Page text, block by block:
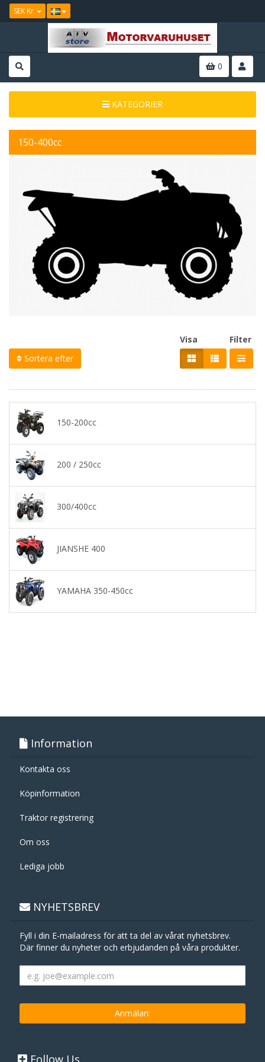
SEK Kr
0
KATEGORIER
150-400cc
Sortera efter
Filter
Visa
150-200cc
200 / 250cc
300/400cc
JIANSHE 400
YAMAHA 350-450cc
Information
Kontakta oss
Köpinformation
Traktor registrering
Om oss
Lediga jobb
NYHETSBREV
Fyll i din E-mailadress för att ta del av vårat nyhetsbrev.
Där finner du nyheter och erbjudanden på våra produkter.
Follow Us